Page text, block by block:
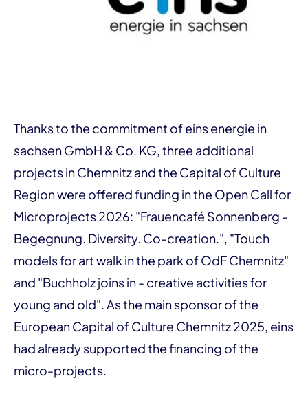
Thanks to the commitment of eins energie in
sachsen GmbH & Co. KG, three additional
projects in Chemnitz and the Capital of Culture
Region were offered funding in the Open Call for
Microprojects 2026: "Frauencafé Sonnenberg -
Begegnung. Diversity. Co-creation.", "Touch
models for art walk in the park of OdF Chemnitz"
and "Buchholz joins in - creative activities for
young and old". As the main sponsor of the
European Capital of Culture Chemnitz 2025, eins
had already supported the financing of the
micro-projects.